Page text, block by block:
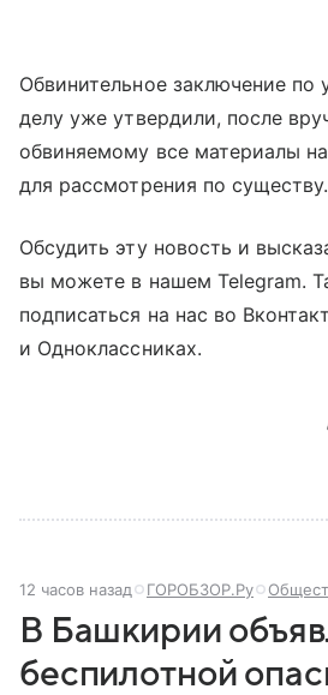
Обвинительное заключение по
делу уже утвердили, после
обвиняемому все материалы
для рассмотрения по существу.
Обсудить эту новость и
вы можете в нашем Telegram.
подписаться на нас во
и Одноклассниках.
12 часов назад ГОРОБЗОР.Ру
В Башкирии
беспилотной